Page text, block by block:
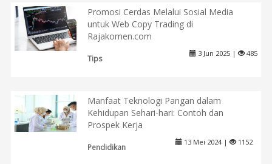
Promosi Cerdas Melalui Sosial Media
untuk Web Copy Trading di
Rajakomen.com
Tips
3 Jun 2025 | 485
Manfaat Teknologi Pangan dalam
Kehidupan Sehari-hari: Contoh dan
Prospek Kerja
Pendidikan
13 Mei 2024 | 1152